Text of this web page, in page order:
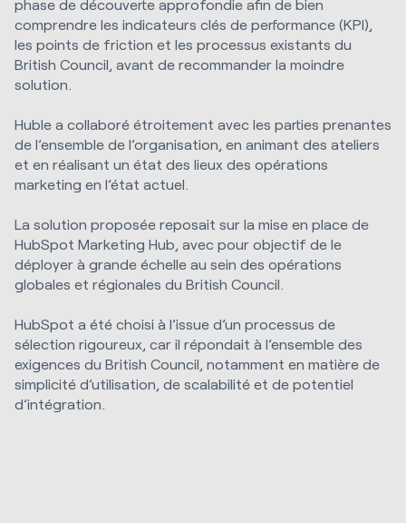
phase de découverte approfondie afin de bien
comprendre les indicateurs clés de performance (KPI),
les points de friction et les processus existants du
British Council, avant de recommander la moindre
solution.
Huble a collaboré étroitement avec les parties prenantes
de l’ensemble de l’organisation, en animant des ateliers
et en réalisant un état des lieux des opérations
marketing en l’état actuel.
La solution proposée reposait sur la mise en place de
HubSpot Marketing Hub, avec pour objectif de le
déployer à grande échelle au sein des opérations
globales et régionales du British Council.
HubSpot a été choisi à l’issue d’un processus de
sélection rigoureux, car il répondait à l’ensemble des
exigences du British Council, notamment en matière de
simplicité d’utilisation, de scalabilité et de potentiel
d’intégration.